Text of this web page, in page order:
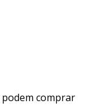
comprar